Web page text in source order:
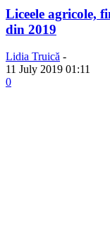
Liceele agricole,
din 2019
Lidia Truică -
11 July 2019 01:11
0